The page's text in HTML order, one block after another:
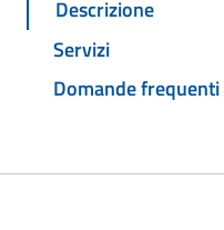
Descrizione
Servizi
Domande frequenti